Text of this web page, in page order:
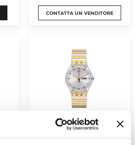
CONTATTA UN VENDITORE
SWATCH
New Gent